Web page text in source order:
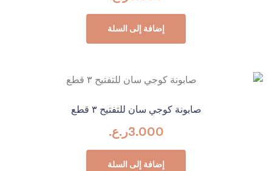
إضافة إلى السلة
صابونة كوجي سان للتفتيح ٣ قطع
3.000ر.ع.
إضافة إلى السلة